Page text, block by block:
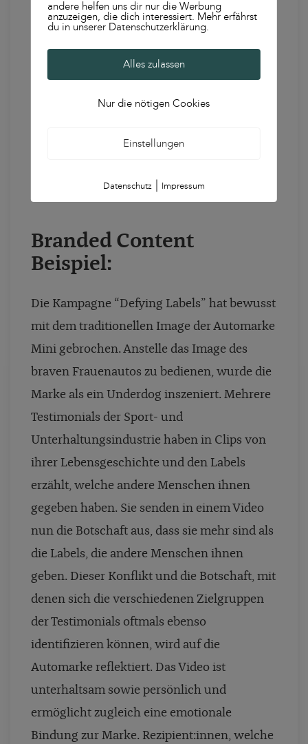
die Wirkung des Markenkerns verstärkt und
Zielgruppe im Netz schafft. Das Ziel ist, über
die inhaltliche Relevanz einerseits die
Kundenbindung zur Marke zu stärken,
welche aufgrund der Inhalte vom Produkt
sind.
Branded Content
Beispiel:
Die Kampagne “Defying Labels” hat bewusst
mit dem traditionellen Image der Automarke
Mini gebrochen. Anstelle das Image des
braven Frauenautos zu bedienen, wurde die
Marke als ein Underdog inszeniert. Mehrere
Testimonials der Sport- und
Unterhaltungsindustrie haben in Clips von
ihrer Lebensgeschichte und den Labels
erzählt, welche andere Menschen ihnen
gegeben haben. Sie senden in einem Video
nun die Botschaft aus, dass sie mehr sind als
die Labels, die andere Menschen ihnen
geben. Dieser Konflikt und die Botschaft, mit
denen sich die verschiedenen Zielgruppen
der Testimonials oftmals ebenso
identifizieren können, wird auf die
Automarke reflektiert. Das Video ist
unterhaltsam sowie persönlich und
ermöglicht zugleich eine emotionale
Bindung zur Marke. Rezipient:innen, welche
andere helfen uns dir nur die Werbung
anzuzeigen, die dich interessiert. Mehr erfährst
du in unserer Datenschutzerklärung.
Alles zulassen
Nur die nötigen Cookies
Einstellungen
Datenschutz| Impressum